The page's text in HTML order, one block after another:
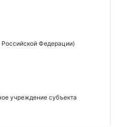
Российской Федерации)
учреждение субъекта